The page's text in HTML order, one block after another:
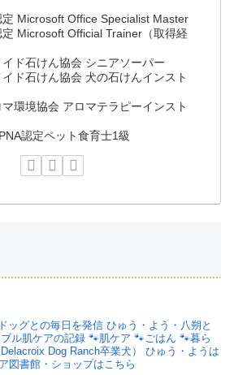
Microsoft Office Specialist Master
Microsoft Official Trainer（取得経
イド石けん協会 シニアソーパー
イド石けん協会 犬の石けんインスト
マ環境協会 アロマテラピーインスト
認定ペット食育士1級
ッグとの毎日を発信 ひゅう・よう・八朔と
ル肌ケアの記録 🐾肌ケア 🐾ごはん 🐾暮ら
Dog Ranch卒業犬）
ひゅう・ようは
図書館・ショップはこちら